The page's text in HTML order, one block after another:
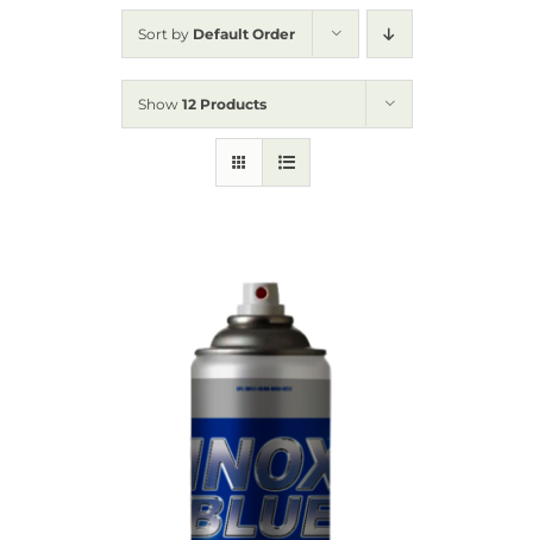
Sort by Default Order
Show 12 Products